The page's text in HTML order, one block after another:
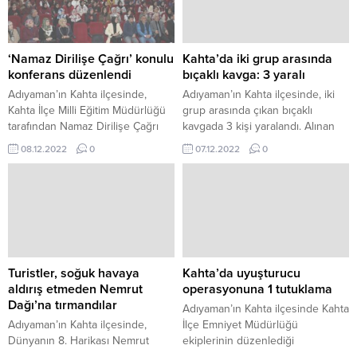
Eğitimci Mahmut Sami Çınar ile
birlikte Gözde Medya Grubu’na
ziyarette bulunduk. Gözde Tv
Genel Yayın Yönetmeni
Abdurrahman Akçal ile Gözde Tv
Haber...
dönüşen olayda taraflardan biri,
av tüfeğiyle rastgele ateş açtı.
Tüfekten çıkan...
‘Namaz Dirilişe Çağrı’ konulu
konferans düzenlendi
Adıyaman’ın Kahta ilçesinde,
Kahta İlçe Milli Eğitim Müdürlüğü
tarafından Namaz Dirilişe Çağrı
adlı konferansı düzenlendi. İmam
Hatip Lisesi öğrencileri ve İmam
Merkezi Konferans Salonunda 4
oturum...
08.12.2022 0
Kahta’da iki grup arasında
bıçaklı kavga: 3 yaralı
Adıyaman’ın Kahta ilçesinde, iki
grup arasında çıkan bıçaklı
kavgada 3 kişi yaralandı. Alınan
bilgiye göre kavga, Atatürk Barajı
yolunda meydana geldi. İki grup
Vatandaşların ihbarı üzerine olay
yerine gelen sağlık...
07.12.2022 0
Turistler, soğuk havaya
aldırış etmeden Nemrut
Dağı’na tırmandılar
Adıyaman’ın Kahta ilçesinde,
Dünyanın 8. Harikası Nemrut
Kahta’da uyuşturucu
operasyonuna 1 tutuklama
Adıyaman’ın Kahta ilçesinde Kahta
İlçe Emniyet Müdürlüğü
ekiplerinin düzenlediği